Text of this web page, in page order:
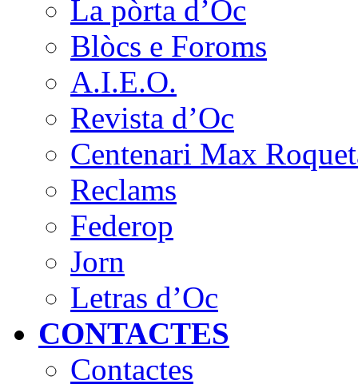
La pòrta d’Òc
Blòcs e Foroms
A.I.E.O.
Revista d’Oc
Centenari Max
Reclams
Federop
Jorn
Letras d’Oc
CONTACTES
Contactes